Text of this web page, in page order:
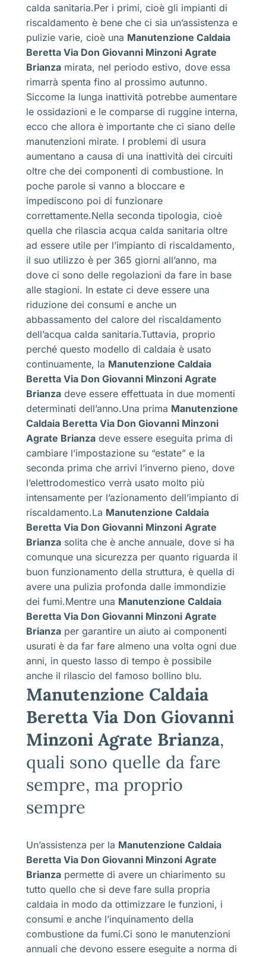
calda sanitaria.Per i primi, cioè gli impianti di
riscaldamento è bene che ci sia un’assistenza e
pulizie varie, cioè una Manutenzione Caldaia
Beretta Via Don Giovanni Minzoni Agrate
Brianza mirata, nel periodo estivo, dove essa
rimarrà spenta fino al prossimo autunno.
Siccome la lunga inattività potrebbe aumentare
le ossidazioni e le comparse di ruggine interna,
ecco che allora è importante che ci siano delle
manutenzioni mirate. I problemi di usura
aumentano a causa di una inattività dei circuiti
oltre che dei componenti di combustione. In
poche parole si vanno a bloccare e
impediscono poi di funzionare
correttamente.Nella seconda tipologia, cioè
quella che rilascia acqua calda sanitaria oltre
ad essere utile per l’impianto di riscaldamento,
il suo utilizzo è per 365 giorni all’anno, ma
dove ci sono delle regolazioni da fare in base
alle stagioni. In estate ci deve essere una
riduzione dei consumi e anche un
abbassamento del calore del riscaldamento
dell’acqua calda sanitaria.Tuttavia, proprio
perché questo modello di caldaia è usato
continuamente, la Manutenzione Caldaia
Beretta Via Don Giovanni Minzoni Agrate
Brianza deve essere effettuata in due momenti
determinati dell’anno.Una prima Manutenzione
Caldaia Beretta Via Don Giovanni Minzoni
Agrate Brianza deve essere eseguita prima di
cambiare l’impostazione su “estate” e la
seconda prima che arrivi l’inverno pieno, dove
l’elettrodomestico verrà usato molto più
intensamente per l’azionamento dell’impianto di
riscaldamento.La Manutenzione Caldaia
Beretta Via Don Giovanni Minzoni Agrate
Brianza solita che è anche annuale, dove si ha
comunque una sicurezza per quanto riguarda il
buon funzionamento della struttura, è quella di
avere una pulizia profonda dalle immondizie
dei fumi.Mentre una Manutenzione Caldaia
Beretta Via Don Giovanni Minzoni Agrate
Brianza per garantire un aiuto ai componenti
usurati è da far fare almeno una volta ogni due
anni, in questo lasso di tempo è possibile
anche il rilascio del famoso bollino blu.
Manutenzione Caldaia
Beretta Via Don Giovanni
Minzoni Agrate Brianza,
quali sono quelle da fare
sempre, ma proprio
sempre
Un’assistenza per la Manutenzione Caldaia
Beretta Via Don Giovanni Minzoni Agrate
Brianza permette di avere un chiarimento su
tutto quello che si deve fare sulla propria
caldaia in modo da ottimizzare le funzioni, i
consumi e anche l’inquinamento della
combustione da fumi.Ci sono le manutenzioni
annuali che devono essere eseguite a norma di